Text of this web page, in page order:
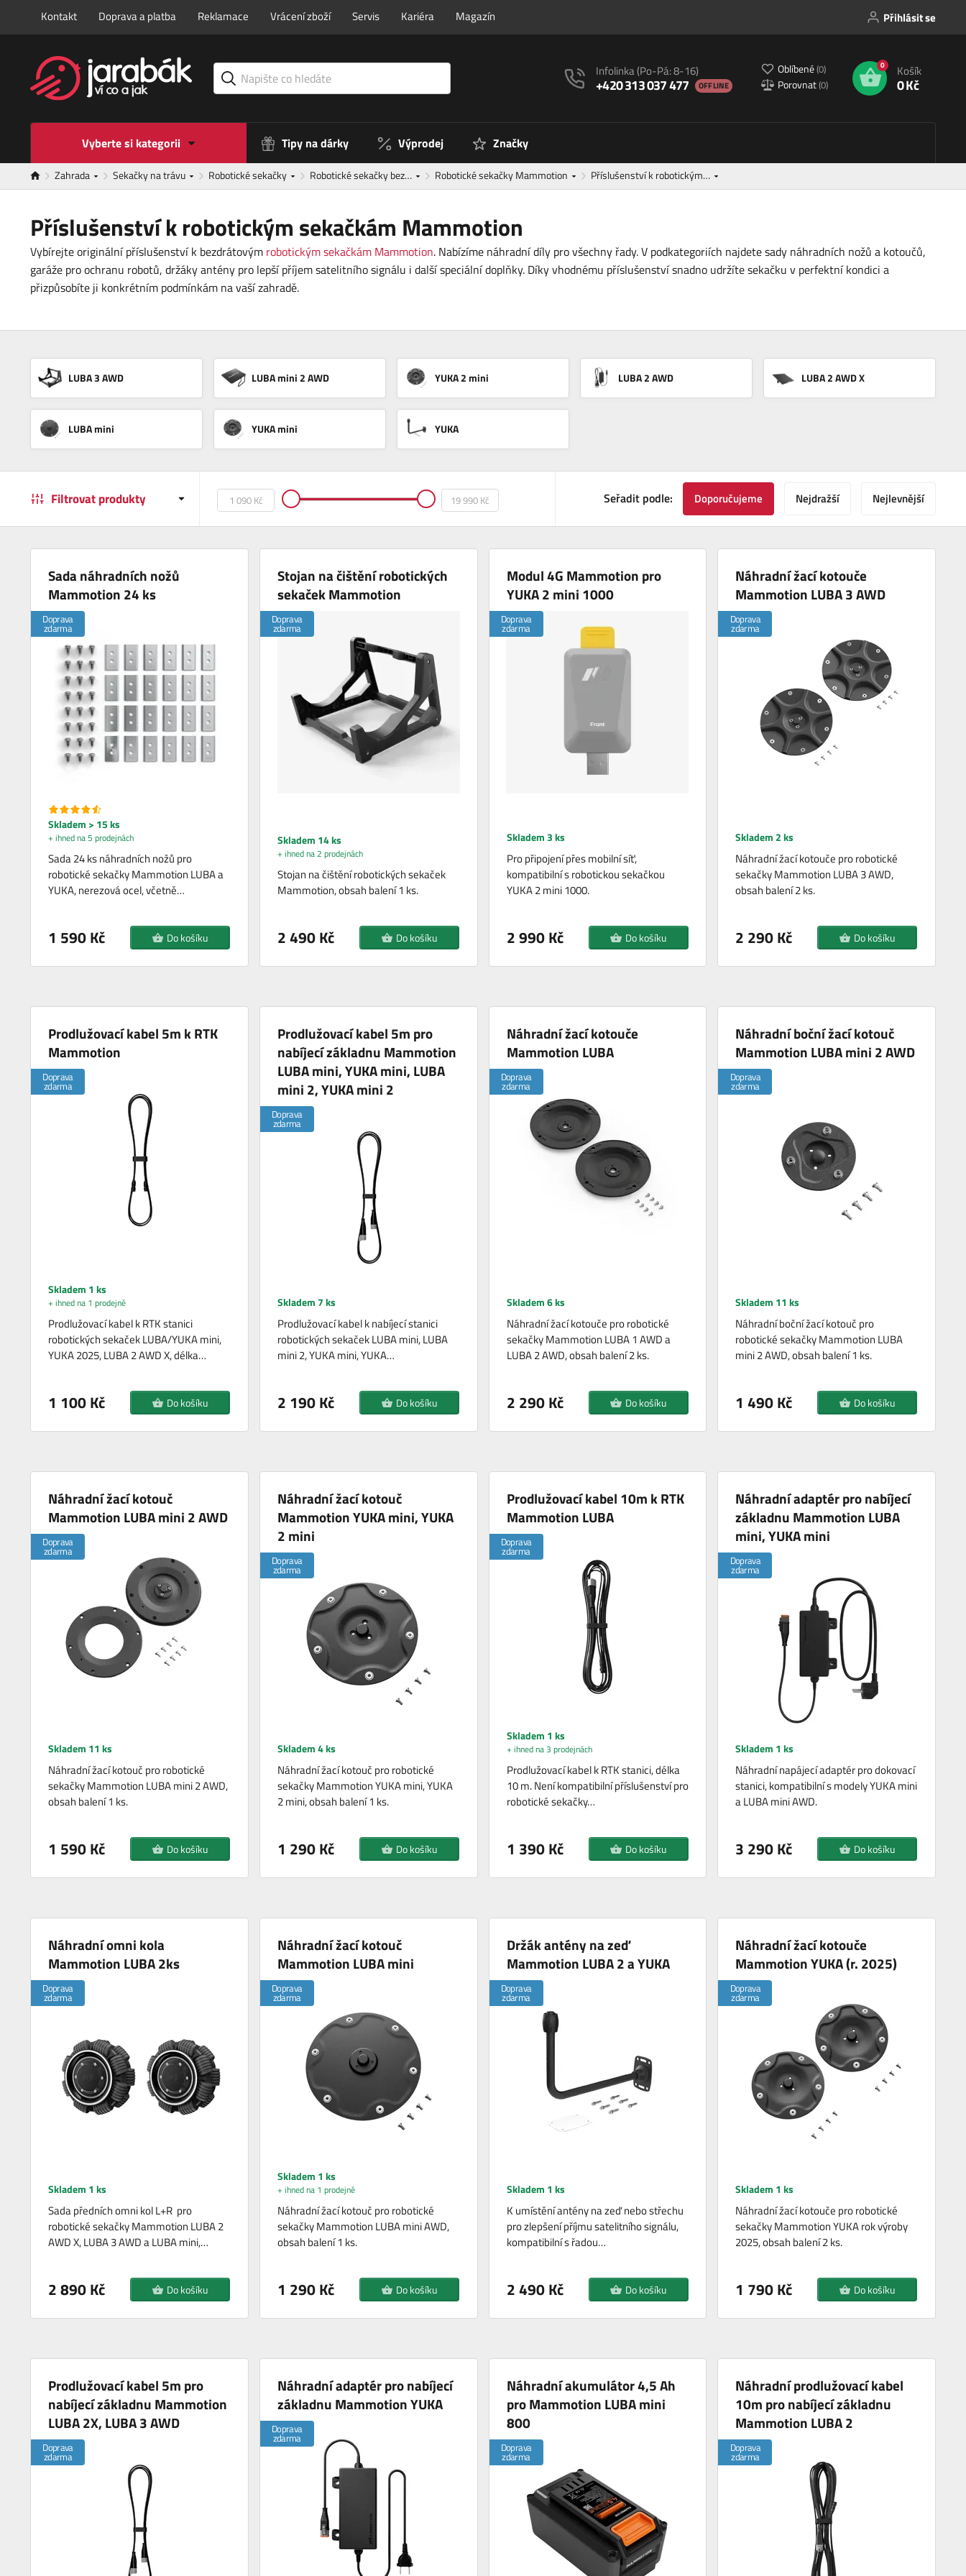
Kontakt Doprava a platba Reklamace Vrácení zboží Servis Kariéra Magazín Přihlásit se
Infolinka(Po-Pá: 8-16)
+420 313 037 477 OFFLINE
Oblíbené(0)
Porovnat(0)
0 Košík
0 Kč
Vyberte si kategorii Tipy na dárky Výprodej Značky
Zahrada Sekačky na trávu Robotické sekačky Robotické sekačky bez… Robotické sekačky Mammotion Příslušenství k robotickým…
Příslušenství k robotickým sekačkám Mammotion
Vybírejte originální příslušenství k bezdrátovým robotickým sekačkám Mammotion. Nabízíme náhradní díly pro všechny řady. V podkategoriích najdete sady náhradních nožů a kotoučů,
garáže pro ochranu robotů, držáky antény pro lepší příjem satelitního signálu i další speciální doplňky. Díky vhodnému příslušenství snadno udržíte sekačku v perfektní kondici a
přizpůsobíte ji konkrétním podmínkám na vaší zahradě.
LUBA 3 AWD LUBA mini 2 AWD YUKA 2 mini LUBA 2 AWD LUBA 2 AWD X
LUBA mini YUKA mini YUKA
Filtrovat produkty Seřadit podle: Doporučujeme Nejdražší Nejlevnější
Sada náhradních nožů
Mammotion 24 ks
Doprava
zdarma
Skladem > 15 ks
+ ihned na 5 prodejnách
Sada 24 ks náhradních nožů pro
robotické sekačky Mammotion LUBA a
YUKA, nerezová ocel, včetně…
1 590 Kč Do košíku
Stojan na čištění robotických
sekaček Mammotion
Doprava
zdarma
Skladem 14 ks
+ ihned na 2 prodejnách
Stojan na čištění robotických sekaček
Mammotion, obsah balení 1 ks.
2 490 Kč Do košíku
Modul 4G Mammotion pro
YUKA 2 mini 1000
Doprava
zdarma
Skladem 3 ks
Pro připojení přes mobilní síť,
kompatibilní s robotickou sekačkou
YUKA 2 mini 1000.
2 990 Kč Do košíku
Náhradní žací kotouče
Mammotion LUBA 3 AWD
Doprava
zdarma
Skladem 2 ks
Náhradní žací kotouče pro robotické
sekačky Mammotion LUBA 3 AWD,
obsah balení 2 ks.
2 290 Kč Do košíku
Prodlužovací kabel 5m k RTK
Mammotion
Doprava
zdarma
Skladem 1 ks
+ ihned na 1 prodejně
Prodlužovací kabel k RTK stanici
robotických sekaček LUBA/YUKA mini,
YUKA 2025, LUBA 2 AWD X, délka…
1 100 Kč Do košíku
Prodlužovací kabel 5m pro
nabíjecí základnu Mammotion
LUBA mini, YUKA mini, LUBA
mini 2, YUKA mini 2
Doprava
zdarma
Skladem 7 ks
Prodlužovací kabel k nabíjecí stanici
robotických sekaček LUBA mini, LUBA
mini 2, YUKA mini, YUKA…
2 190 Kč Do košíku
Náhradní žací kotouče
Mammotion LUBA
Doprava
zdarma
Skladem 6 ks
Náhradní žací kotouče pro robotické
sekačky Mammotion LUBA 1 AWD a
LUBA 2 AWD, obsah balení 2 ks.
2 290 Kč Do košíku
Náhradní boční žací kotouč
Mammotion LUBA mini 2 AWD
Doprava
zdarma
Skladem 11 ks
Náhradní boční žací kotouč pro
robotické sekačky Mammotion LUBA
mini 2 AWD, obsah balení 1 ks.
1 490 Kč Do košíku
Náhradní žací kotouč
Mammotion LUBA mini 2 AWD
Doprava
zdarma
Skladem 11 ks
Náhradní žací kotouč pro robotické
sekačky Mammotion LUBA mini 2 AWD,
obsah balení 1 ks.
1 590 Kč Do košíku
Náhradní žací kotouč
Mammotion YUKA mini, YUKA
2 mini
Doprava
zdarma
Skladem 4 ks
Náhradní žací kotouč pro robotické
sekačky Mammotion YUKA mini, YUKA
2 mini, obsah balení 1 ks.
1 290 Kč Do košíku
Prodlužovací kabel 10m k RTK
Mammotion LUBA
Doprava
zdarma
Skladem 1 ks
+ ihned na 3 prodejnách
Prodlužovací kabel k RTK stanici, délka
10 m. Není kompatibilní příslušenství pro
robotické sekačky…
1 390 Kč Do košíku
Náhradní adaptér pro nabíjecí
základnu Mammotion LUBA
mini, YUKA mini
Doprava
zdarma
Skladem 1 ks
Náhradní napájecí adaptér pro dokovací
stanici, kompatibilní s modely YUKA mini
a LUBA mini AWD.
3 290 Kč Do košíku
Náhradní omni kola
Mammotion LUBA 2ks
Doprava
zdarma
Skladem 1 ks
Sada předních omni kol L+R pro
robotické sekačky Mammotion LUBA 2
AWD X, LUBA 3 AWD a LUBA mini,…
2 890 Kč Do košíku
Náhradní žací kotouč
Mammotion LUBA mini
Doprava
zdarma
Skladem 1 ks
+ ihned na 1 prodejně
Náhradní žací kotouč pro robotické
sekačky Mammotion LUBA mini AWD,
obsah balení 1 ks.
1 290 Kč Do košíku
Držák antény na zeď
Mammotion LUBA 2 a YUKA
Doprava
zdarma
Skladem 1 ks
K umístění antény na zeď nebo střechu
pro zlepšení příjmu satelitního signálu,
kompatibilní s řadou…
2 490 Kč Do košíku
Náhradní žací kotouče
Mammotion YUKA (r. 2025)
Doprava
zdarma
Skladem 1 ks
Náhradní žací kotouče pro robotické
sekačky Mammotion YUKA rok výroby
2025, obsah balení 2 ks.
1 790 Kč Do košíku
Prodlužovací kabel 5m pro
nabíjecí základnu Mammotion
LUBA 2X, LUBA 3 AWD
Doprava
zdarma
Náhradní adaptér pro nabíjecí
základnu Mammotion YUKA
Doprava
zdarma
Náhradní akumulátor 4,5 Ah
pro Mammotion LUBA mini
800
Doprava
zdarma
Náhradní prodlužovací kabel
10m pro nabíjecí základnu
Mammotion LUBA 2
Doprava
zdarma